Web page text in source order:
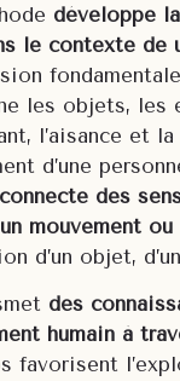
développe
le contexte de
les objets,
l’aisance et
d’une
des
mouvement
d’un objet,
des
humain à
favorisent